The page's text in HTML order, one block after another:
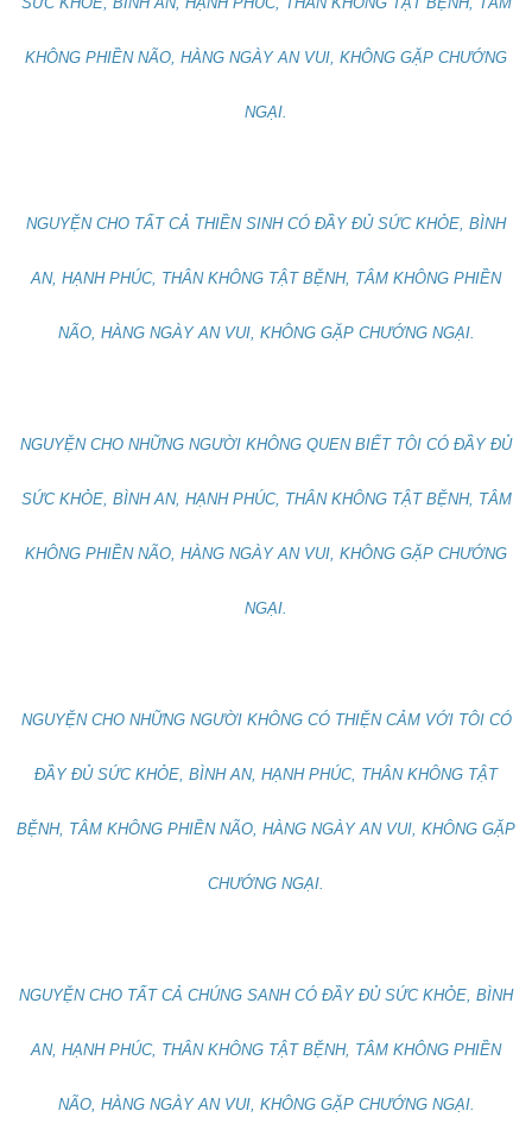
KHÔNG PHIỀN NÃO, HÀNG NGÀY AN VUI, KHÔNG GẶP CHƯỚNG
NGẠI.
NGUYỆN CHO TẤT CẢ THIỀN SINH CÓ ĐẦY ĐỦ SỨC KHỎE, BÌNH
AN, HẠNH PHÚC, THÂN KHÔNG TẬT BỆNH, TÂM KHÔNG PHIỀN
NÃO, HÀNG NGÀY AN VUI, KHÔNG GẶP CHƯỚNG NGẠI.
NGUYỆN CHO NHỮNG NGƯỜI KHÔNG QUEN BIẾT TÔI CÓ ĐẦY ĐỦ
SỨC KHỎE, BÌNH AN, HẠNH PHÚC, THÂN KHÔNG TẬT BỆNH, TÂM
KHÔNG PHIỀN NÃO, HÀNG NGÀY AN VUI, KHÔNG GẶP CHƯỚNG
NGẠI.
NGUYỆN CHO NHỮNG NGƯỜI KHÔNG CÓ THIỆN CẢM VỚI TÔI CÓ
ĐẦY ĐỦ SỨC KHỎE, BÌNH AN, HẠNH PHÚC, THÂN KHÔNG TẬT
BỆNH, TÂM KHÔNG PHIỀN NÃO, HÀNG NGÀY AN VUI, KHÔNG GẶP
CHƯỚNG NGẠI.
NGUYỆN CHO TẤT CẢ CHÚNG SANH CÓ ĐẦY ĐỦ SỨC KHỎE, BÌNH
AN, HẠNH PHÚC, THÂN KHÔNG TẬT BỆNH, TÂM KHÔNG PHIỀN
NÃO, HÀNG NGÀY AN VUI, KHÔNG GẶP CHƯỚNG NGẠI.